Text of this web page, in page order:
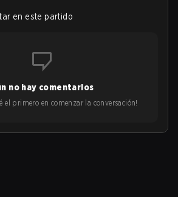
en este partido
no hay comentarios
el primero en comenzar la conversación!